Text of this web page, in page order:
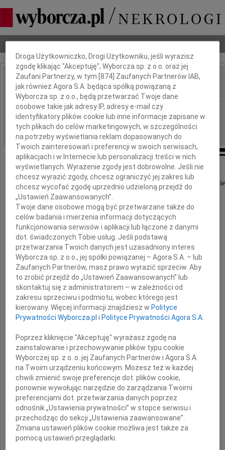
Nekrologi Odeszli Poradnik pogrzebowy
IMIĘ I NAZWISKO: Jerzy Jantos
REGION: Opole
DATA EMISJI: 23.07.2011
Z ogromnym żalem przyjęliśmy wiadomość o
prorektora ds. studenckich
prof. dr. hab. inż.
zasłużonego pracownika naszej Uczelni,
cenionego naukowca
i szanowanego wykładowcy akademickiego.
Rodzinie Zmarłego
Dbamy o Twoją prywatność
Droga Użytkowniczko, Drogi Użytkowniku, jeśli wyrazisz
zgodę klikając "Akceptuję", Wyborcza sp. z o.o. oraz jej
Zaufani Partnerzy, w tym [874 ] Zaufanych Partnerów IAB,
jak również Agora S.A. będąca spółką powiązaną z
Wyborcza sp. z o.o., będą przetwarzać Twoje dane
osobowe takie jak adresy IP, adresy e-mail czy
identyfikatory plików cookie lub inne informacje zapisane w
tych plikach do celów marketingowych, w szczególności
na potrzeby wyświetlania reklam dopasowanych do
Twoich zainteresowań i preferencji w swoich serwisach,
aplikacjach i w Internecie lub personalizacji treści w nich
wyświetlanych. Wyrażenie zgody jest dobrowolne. Jeśli nie
chcesz wyrazić zgody, chcesz ograniczyć jej zakres lub
chcesz wycofać zgodę uprzednio udzieloną przejdź do
„Ustawień Zaawansowanych”.
Twoje dane osobowe mogą być przetwarzane także do
celów badania i mierzenia informacji dotyczących
funkcjonowania serwisów i aplikacji lub łączone z danymi
dot. świadczonych Tobie usług. Jeśli podstawą
przetwarzania Twoich danych jest uzasadniony interes
Wyborcza sp. z o.o., jej spółki powiązanej – Agora S.A. – lub
Zaufanych Partnerów, masz prawo wyrazić sprzeciw. Aby
to zrobić przejdź do „Ustawień Zaawansowanych” lub
skontaktuj się z administratorem – w zależności od
zakresu sprzeciwu i podmiotu, wobec którego jest
kierowany. Więcej informacji znajdziesz w Polityce
Prywatności Wyborcza.pl i Polityce Prywatności Agora S.A.
Poprzez kliknięcie "Akceptuję" wyrażasz zgodę na
zainstalowanie i przechowywanie plików typu cookie
Wyborczej sp. z o. o. jej Zaufanych Partnerów i Agora S.A.
na Twoim urządzeniu końcowym. Możesz też w każdej
chwili zmienić swoje preferencje dot. plików cookie,
ponownie wywołując narzędzie do zarządzania Twoimi
preferencjami dot. przetwarzania danych poprzez
odnośnik „Ustawienia prywatności” w stopce serwisu i
przechodząc do sekcji „Ustawienia zaawansowane”.
Zmiana ustawień plików cookie możliwa jest także za
pomocą ustawień przeglądarki.